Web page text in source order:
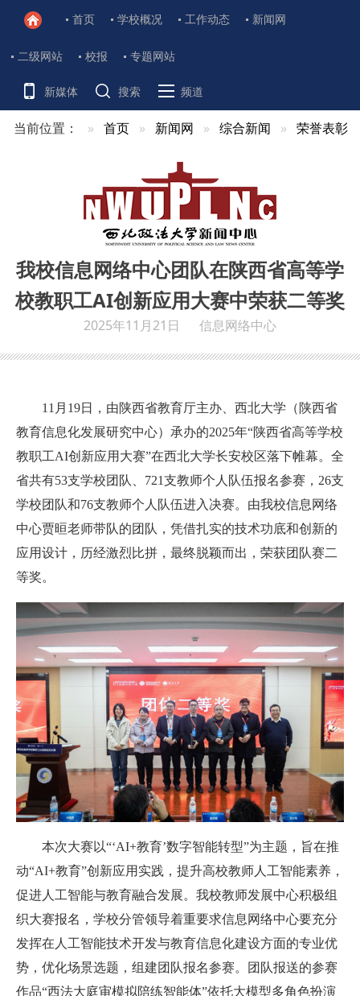
首页 学校概况 工作动态 新闻网
二级网站 校报 专题网站
新媒体 搜索 频道
当前位置： 首页 新闻网 综合新闻 荣誉表彰
我校信息网络中心团队在陕西省高等学
校教职工AI创新应用大赛中荣获二等奖
2025年11月21日 信息网络中心
11月 19日，由陕西省教育厅主办、西北大学（陕西省
教育信息化发展研究中心）承办的2025年“陕西省高等学校
教职工AI创新应用大赛”在西北大学长安校区落下帷幕。全
省共有53支学校团队、721支教师个人队伍报名参赛，26支
学校团队和76支教师个人队伍进入决赛。由我校信息网络
中心贾晅老师带队的团队，凭借扎实的技术功底和创新的
应用设计，历经激烈比拼，最终脱颖而出，荣获团队赛二
等奖。
本次大赛以“‘AI+教育’数字智能转型”为主题，旨在推
动“AI+教育”创新应用实践，提升高校教师人工智能素养，
促进人工智能与教育融合发展。我校教师发展中心积极组
织大赛报名，学校分管领导着重要求信息网络中心要充分
发挥在人工智能技术开发与教育信息化建设方面的专业优
势，优化场景选题，组建团队报名参赛。团队报送的参赛
作品“西法大庭审模拟陪练智能体”依托大模型多角色扮演